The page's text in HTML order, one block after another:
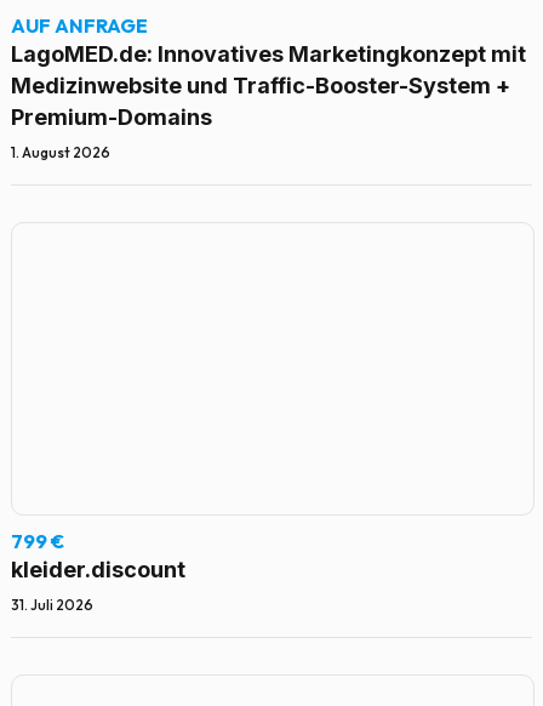
AUF ANFRAGE
LagoMED.de: Innovatives Marketingkonzept mit
Medizinwebsite und Traffic-Booster-System +
Premium-Domains
1. August 2026
799 €
kleider.discount
31. Juli 2026